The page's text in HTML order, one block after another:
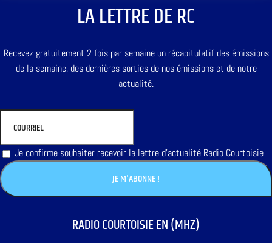
LA LETTRE DE RC
Recevez gratuitement 2 fois par semaine un récapitulatif des émissions
de la semaine, des dernières sorties de nos émissions et de notre
actualité.
Je confirme souhaiter recevoir la lettre d'actualité Radio Courtoisie
RADIO COURTOISIE EN (MHZ)